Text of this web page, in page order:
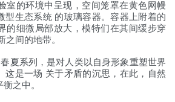
室的环境中呈现，空间笼罩在黄色网幔
型生态系统 的玻璃容器。容器上附着的
的细微局部放大，模特们在其间缓步穿
之间的地带。
夏系列，是对人类以自身形象重塑世界
这是一场 关于矛盾的沉思，在此，自然
之中。